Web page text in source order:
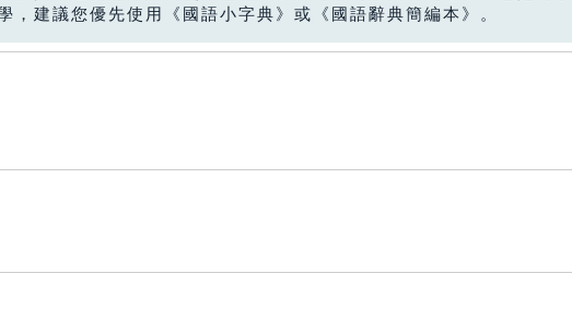
，建議您優先使用《國語小字典》或《國語辭典簡編本》。